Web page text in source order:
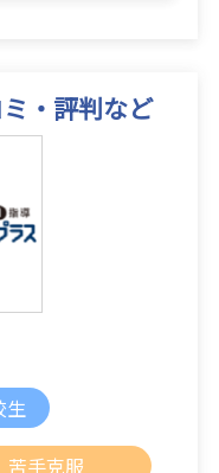
・評判など
生
苦手克服